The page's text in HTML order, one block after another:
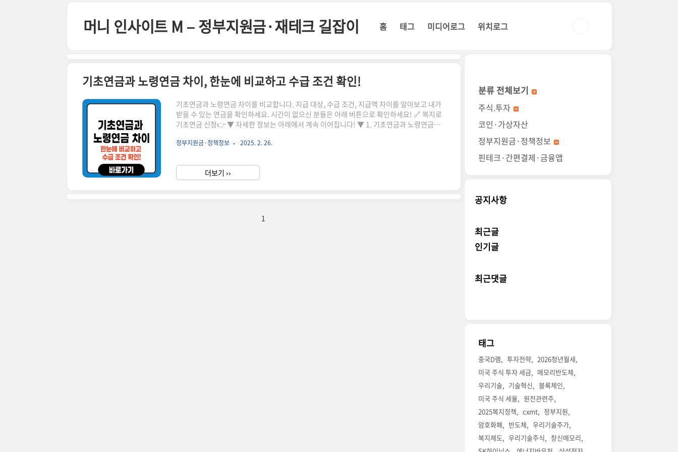
머니 인사이트 M – 정부지원금·재테크 길잡이 홈 태그 미디어로그 위치로그
기초연금과 노령연금 차이, 한눈에 비교하고 수급 조건 확인!
기초연금과 노령연금 차이를 비교합니다. 지급 대상, 수급 조건, 지급액 차이를 알아보고 내가
받을 수 있는 연금을 확인하세요. 시간이 없으신 분들은 아래 버튼으로 확인하세요! 🔗 복지로
기초연금 신청👉 ▼ 자세한 정보는 아래에서 계속 이어집니다! ▼ 1. 기초연금과 노령연금이
다릅니다.📌 기초연금: 만 65세 이상 저소득층을 위한 연금📌 노령연금: 국민연금 가입자가 일
65세 이상 저소득층국민연금 가입자 중 일정 요건 충족자소득 기준소득인정액 기준 이하소득
과 무관지급액최대 32만 원 (단독가구 기준)납부 금액과 기간에 따라 ..
정부지원금·정책정보 2025. 2. 26.
더보기 ››
1
분류 전체보기
주식.투자
코인·가상자산
정부지원금·정책정보
핀테크·간편결제·금융앱
공지사항
최근글
인기글
최근댓글
태그
중국D램 투자전략
2026청년월세
미국 주식 투자 세금
메모리반도체
우리기술
기술혁신
블록체인
미국 주식 세율
원전관련주
2025복지정책
cxmt
정부지원
암호화폐
반도체
우리기술주가
복지제도
우리기술주식
창신메모리